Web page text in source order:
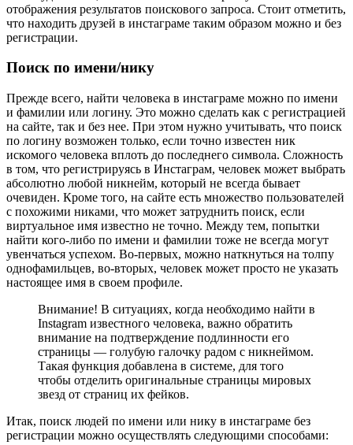
отображения результатов поискового запроса. Стоит отметить,
что находить друзей в инстаграме таким образом можно и без
регистрации.
Поиск по имени/нику
Прежде всего, найти человека в инстаграме можно по имени
и фамилии или логину. Это можно сделать как с регистрацией
на сайте, так и без нее. При этом нужно учитывать, что поиск
по логину возможен только, если точно известен ник
искомого человека вплоть до последнего символа. Сложность
в том, что регистрируясь в Инстаграм, человек может выбрать
абсолютно любой никнейм, который не всегда бывает
очевиден. Кроме того, на сайте есть множество пользователей
с похожими никами, что может затруднить поиск, если
виртуальное имя известно не точно. Между тем, попытки
найти кого-либо по имени и фамилии тоже не всегда могут
увенчаться успехом. Во-первых, можно наткнуться на толпу
однофамильцев, во-вторых, человек может просто не указать
настоящее имя в своем профиле.
Внимание! В ситуациях, когда необходимо найти в
Instagram известного человека, важно обратить
внимание на подтверждение подлинности его
страницы — голубую галочку радом с никнеймом.
Такая функция добавлена в системе, для того
чтобы отделить оригинальные страницы мировых
звезд от страниц их фейков.
Итак, поиск людей по имени или нику в инстаграме без
регистрации можно осуществлять следующими способами: